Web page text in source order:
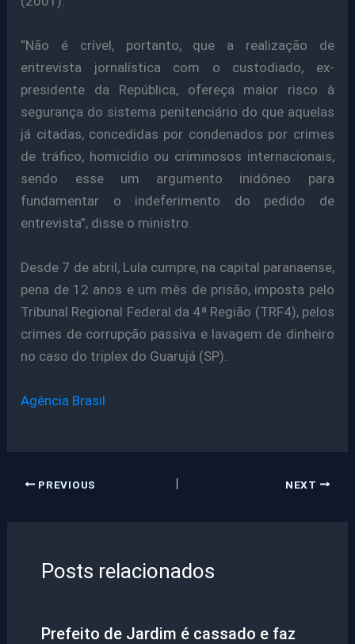
“Não é crível, portanto, que a realização de
entrevista jornalística com o custodiado, ex-
presidente da República, ofereça maior risco à
segurança do sistema penitenciário do que aquelas
já citadas, concedidas por condenados por crimes
de tráfico, homicídio ou criminosos internacionais,
sendo esse um argumento inidôneo para
fundamentar o indeferimento do pedido de
entrevista”, disse o ministro.
Desde 7 de abril, Lula cumpre, na capital paranaense,
pena de 12 anos e um mês de prisão, imposta pelo
Tribunal Regional Federal da 4ª Região (TRF4), pelos
crimes de corrupção passiva e lavagem de dinheiro
no caso do triplex do Guarujá (SP).
Agência Brasil
PREVIOUS NEXT
Posts relacionados
Prefeito de Jardim é cassado e faz